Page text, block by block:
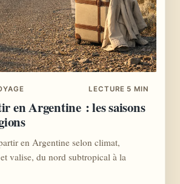
LECTURE 5 MIN
en Argentine : les saisons
en Argentine selon climat,
valise, du nord subtropical à la